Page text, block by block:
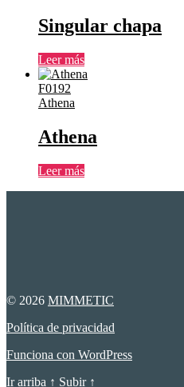
Singular chapa
Leer más
F0192
Athena
Athena
Leer más
© 2026 MIMMETIC
Política de privacidad
Funciona con WordPress
Ir arriba ↑ Subir ↑